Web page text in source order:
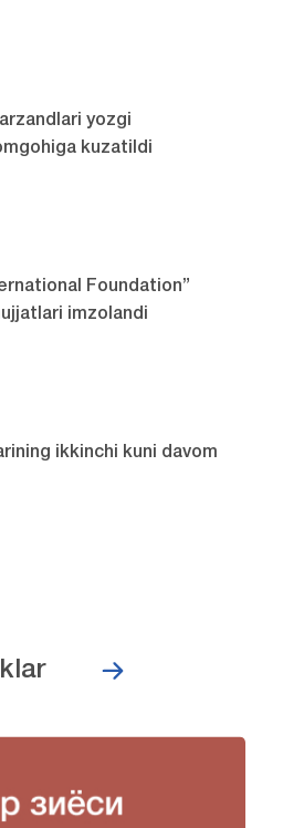
yozgi
kuzatildi
Foundation”
imzolandi
ikkinchi kuni davom